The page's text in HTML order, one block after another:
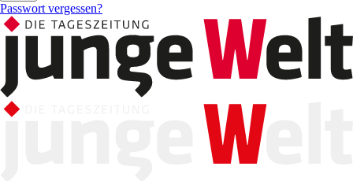
Passwort vergessen?